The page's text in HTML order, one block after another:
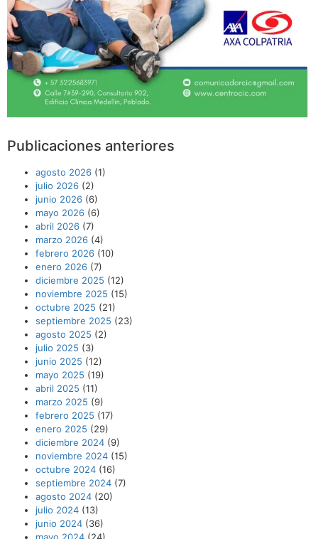
Publicaciones anteriores
agosto 2026 (1)
julio 2026 (2)
junio 2026 (6)
mayo 2026 (6)
abril 2026 (7)
marzo 2026 (4)
febrero 2026 (10)
enero 2026 (7)
diciembre 2025 (12)
noviembre 2025 (15)
octubre 2025 (21)
septiembre 2025 (23)
agosto 2025 (2)
julio 2025 (3)
junio 2025 (12)
mayo 2025 (19)
abril 2025 (11)
marzo 2025 (9)
febrero 2025 (17)
enero 2025 (29)
diciembre 2024 (9)
noviembre 2024 (15)
octubre 2024 (16)
septiembre 2024 (7)
agosto 2024 (20)
julio 2024 (13)
junio 2024 (36)
mayo 2024 (24)